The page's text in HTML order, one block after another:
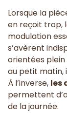
Lorsque la
en reçoit trop,
modulation
s’avèrent
orientées plein
au petit matin,
À l’inverse, les
permettent
de la journée.